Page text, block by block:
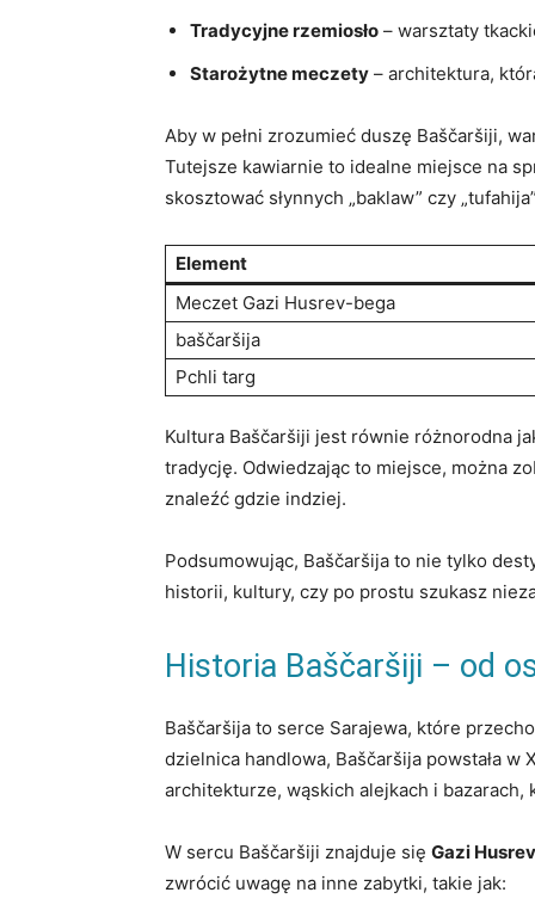
Tradycyjne ‍rzemiosło – ⁢warsztaty
Starożytne meczety ⁢–​ architektura,
Aby ⁣w pełni⁢ zrozumieć‌ duszę Baščaršiji,​
Tutejsze ⁢kawiarnie ​to idealne miejsce⁢ na
skosztować słynnych „baklaw” ⁣czy
Element
Meczet Gazi‍ Husrev-bega
baščaršija
Pchli targ
Kultura Baščaršiji⁤ jest⁤ równie​ różnorodna
tradycję. Odwiedzając to⁣ miejsce,​ można
⁤znaleźć ⁤gdzie indziej.
Podsumowując,​ Baščaršija to nie tylko
historii, kultury, czy po prostu ​szukasz⁢
Historia​ Baščaršiji ‌–⁤ od
Baščaršija to ⁢serce Sarajewa, które
dzielnica handlowa,⁣ Baščaršija powstała
architekturze, wąskich ‌alejkach i bazarach,
W sercu ⁤Baščaršiji znajduje się Gazi​
zwrócić uwagę na⁣ inne zabytki, takie jak: